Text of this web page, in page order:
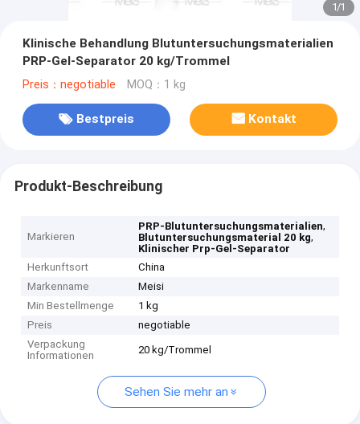
1/1
Klinische Behandlung Blutuntersuchungsmaterialien
PRP-Gel-Separator 20 kg/Trommel
Preis：negotiable MOQ：1 kg
Bestpreis Kontakt
Produkt-Beschreibung
Markieren
PRP-Blutuntersuchungsmaterialien,
Blutuntersuchungsmaterial 20 kg,
Klinischer Prp-Gel-Separator
Herkunftsort
China
Markenname
Meisi
Min Bestellmenge
1 kg
Preis
negotiable
Verpackung
Informationen
20 kg/Trommel
Sehen Sie mehr an